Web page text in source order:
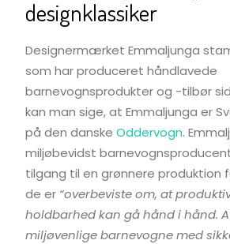
designklassiker
Designermærket Emmaljunga
som har produceret håndlavede
barnevognsprodukter og -tilbør
kan man sige, at Emmaljunga er
på den danske Oddervogn.
miljøbevidst
tilgang til en grønnere produktion
de er “overbeviste om, at
holdbarhed kan gå hånd i hånd.
miljøvenlige barnevogne med